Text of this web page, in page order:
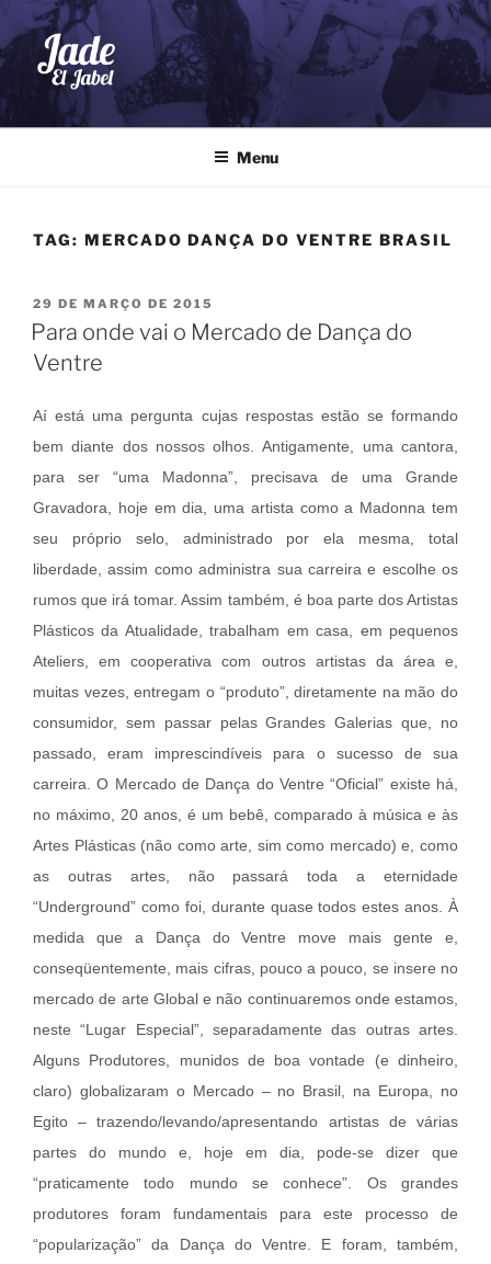
Pular
para
o
conteúdo
JADE EL JABEL
Dança do Ventre
Menu
TAG: MERCADO DANÇA DO VENTRE BRASIL
PUBLICADO
EM
29 DE MARÇO DE 2015
Para onde vai o Mercado de Dança do
Ventre
Aí está uma pergunta cujas respostas estão se formando
bem diante dos nossos olhos. Antigamente, uma cantora,
para ser “uma Madonna”, precisava de uma Grande
Gravadora, hoje em dia, uma artista como a Madonna tem
seu próprio selo, administrado por ela mesma, total
liberdade, assim como administra sua carreira e escolhe os
rumos que irá tomar. Assim também, é boa parte dos Artistas
Plásticos da Atualidade, trabalham em casa, em pequenos
Ateliers, em cooperativa com outros artistas da área e,
muitas vezes, entregam o “produto”, diretamente na mão do
consumidor, sem passar pelas Grandes Galerias que, no
passado, eram imprescindíveis para o sucesso de sua
carreira. O Mercado de Dança do Ventre “Oficial” existe há,
no máximo, 20 anos, é um bebê, comparado à música e às
Artes Plásticas (não como arte, sim como mercado) e, como
as outras artes, não passará toda a eternidade
“Underground” como foi, durante quase todos estes anos. À
medida que a Dança do Ventre move mais gente e,
conseqüentemente, mais cifras, pouco a pouco, se insere no
mercado de arte Global e não continuaremos onde estamos,
neste “Lugar Especial”, separadamente das outras artes.
Alguns Produtores, munidos de boa vontade (e dinheiro,
claro) globalizaram o Mercado – no Brasil, na Europa, no
Egito – trazendo/levando/apresentando artistas de várias
partes do mundo e, hoje em dia, pode-se dizer que
“praticamente todo mundo se conhece”. Os grandes
produtores foram fundamentais para este processo de
“popularização” da Dança do Ventre. E foram, também,